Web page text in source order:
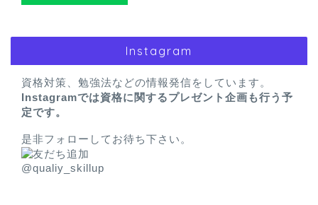
Instagram
資格対策、勉強法などの情報発信をしています。
Instagramでは資格に関するプレゼント企画も行う予
定です。
是非フォローしてお待ち下さい。
@qualiy_skillup